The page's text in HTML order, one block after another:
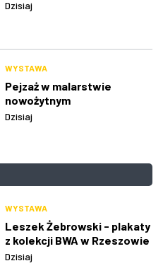
Dzisiaj
WYSTAWA
Pejzaż w malarstwie
nowożytnym
Dzisiaj
WYSTAWA
Leszek Żebrowski - plakaty
z kolekcji BWA w Rzeszowie
Dzisiaj